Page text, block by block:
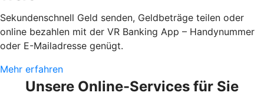
Sekundenschnell Geld senden, Geldbeträge teilen oder
online bezahlen mit der VR Banking App – Handynummer
oder E-Mailadresse genügt.
Mehr erfahren
Unsere Online-Services für Sie